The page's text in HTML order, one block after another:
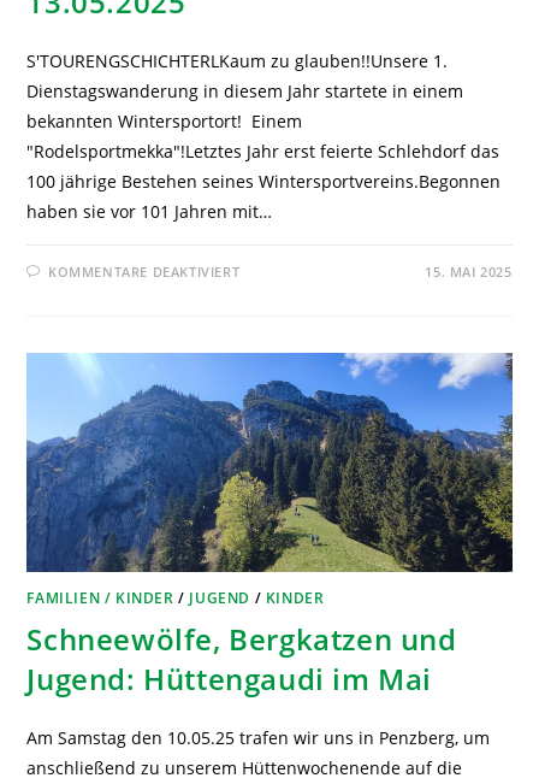
S'TOURENGSCHICHTERLKaum zu glauben!!Unsere 1.
Dienstagswanderung in diesem Jahr startete in einem
bekannten Wintersportort! Einem
"Rodelsportmekka"!Letztes Jahr erst feierte Schlehdorf das
100 jährige Bestehen seines Wintersportvereins.Begonnen
haben sie vor 101 Jahren mit…
KOMMENTARE DEAKTIVIERT 15. MAI 2025
FAMILIEN / KINDER / JUGEND / KINDER
Schneewölfe, Bergkatzen und
Jugend: Hüttengaudi im Mai
Am Samstag den 10.05.25 trafen wir uns in Penzberg, um
anschließend zu unserem Hüttenwochenende auf die